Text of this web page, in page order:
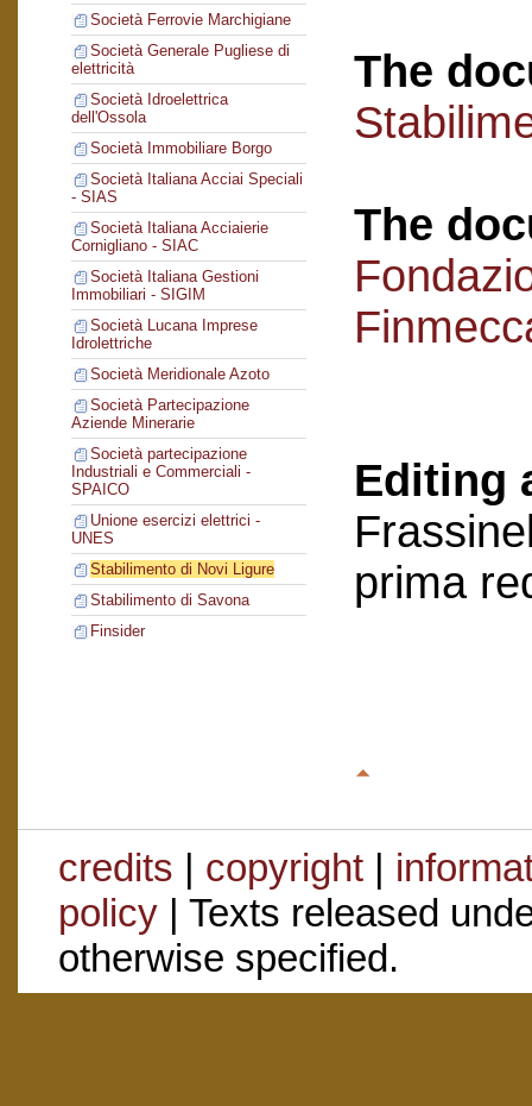
Società Ferrovie Marchigiane
Società Generale Pugliese di
elettricità
Società Idroelettrica
dell'Ossola
Società Immobiliare Borgo
Società Italiana Acciai Speciali
- SIAS
Società Italiana Acciaierie
Cornigliano - SIAC
Società Italiana Gestioni
Immobiliari - SIGIM
Società Lucana Imprese
Idrolettriche
Società Meridionale Azoto
Società Partecipazione
Aziende Minerarie
Società partecipazione
Industriali e Commerciali -
SPAICO
Unione esercizi elettrici -
UNES
Stabilimento di Novi Ligure
Stabilimento di Savona
Finsider
The
The
Editing
prima
credits | copyright|
policy| Texts released
otherwise specified.